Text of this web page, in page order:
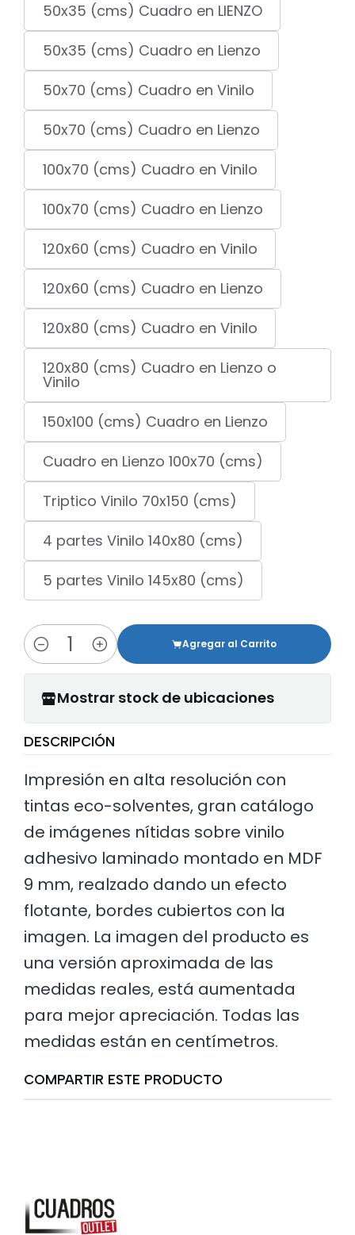
50x35 (cms) Cuadro en LIENZO
50x35 (cms) Cuadro en Lienzo
50x70 (cms) Cuadro en Vinilo
50x70 (cms) Cuadro en Lienzo
100x70 (cms) Cuadro en Vinilo
100x70 (cms) Cuadro en Lienzo
120x60 (cms) Cuadro en Vinilo
120x60 (cms) Cuadro en Lienzo
120x80 (cms) Cuadro en Vinilo
120x80 (cms) Cuadro en Lienzo o
Vinilo
150x100 (cms) Cuadro en Lienzo
Cuadro en Lienzo 100x70 (cms)
Triptico Vinilo 70x150 (cms)
4 partes Vinilo 140x80 (cms)
5 partes Vinilo 145x80 (cms)
Cantidad
Agregar al Carrito
Mostrar stock de ubicaciones
DESCRIPCIÓN
Impresión en alta resolución con
tintas eco-solventes, gran catálogo
de imágenes nítidas sobre vinilo
adhesivo laminado montado en MDF
9 mm, realzado dando un efecto
flotante, bordes cubiertos con la
imagen. La imagen del producto es
una versión aproximada de las
medidas reales, está aumentada
para mejor apreciación. Todas las
medidas están en centímetros.
COMPARTIR ESTE PRODUCTO